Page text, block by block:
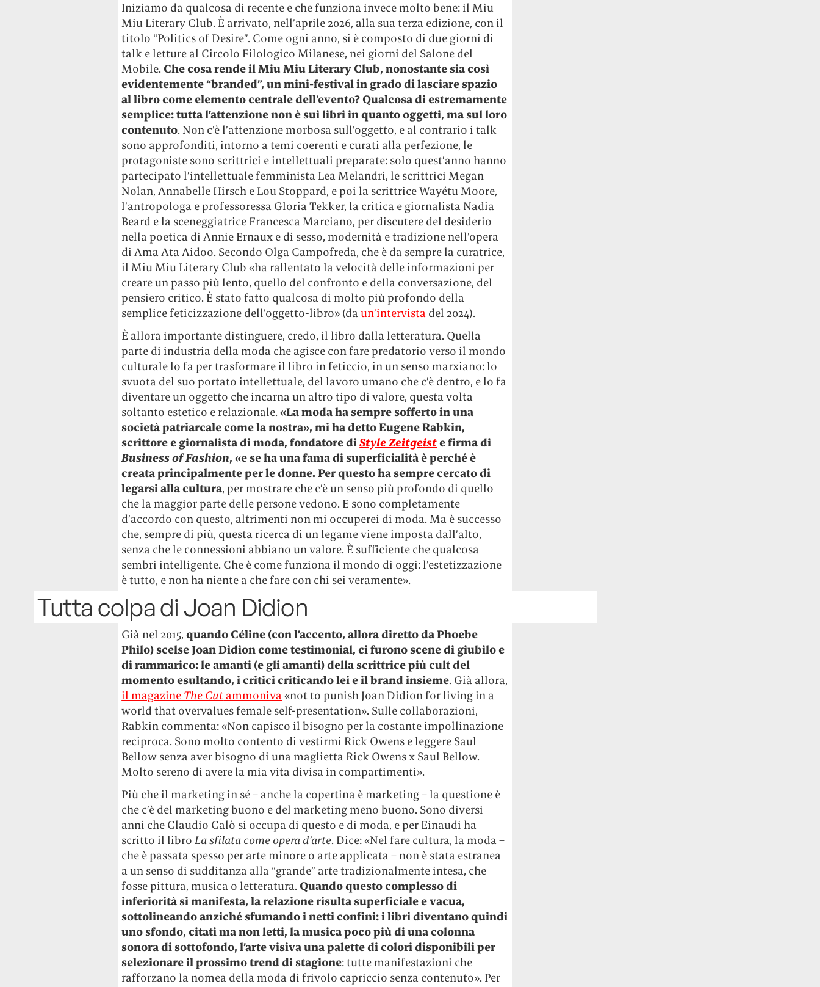
Iniziamo da qualcosa di recente e che funziona invece molto bene: il Miu
Miu Literary Club. È arrivato, nell’aprile 2026, alla sua terza edizione, con il
titolo “Politics of Desire”. Come ogni anno, si è composto di due giorni di
talk e letture al Circolo Filologico Milanese, nei giorni del Salone del
Mobile. Che cosa rende il Miu Miu Literary Club, nonostante sia così
evidentemente “branded”, un mini-festival in grado di lasciare spazio
al libro come elemento centrale dell’evento? Qualcosa di estremamente
semplice: tutta l’attenzione non è sui libri in quanto oggetti, ma sul loro
contenuto. Non c’è l’attenzione morbosa sull’oggetto, e al contrario i talk
sono approfonditi, intorno a temi coerenti e curati alla perfezione, le
protagoniste sono scrittrici e intellettuali preparate: solo quest’anno hanno
partecipato l’intellettuale femminista Lea Melandri, le scrittrici Megan
Nolan, Annabelle Hirsch e Lou Stoppard, e poi la scrittrice Wayétu Moore,
l’antropologa e professoressa Gloria Tekker, la critica e giornalista Nadia
Beard e la sceneggiatrice Francesca Marciano, per discutere del desiderio
nella poetica di Annie Ernaux e di sesso, modernità e tradizione nell’opera
di Ama Ata Aidoo. Secondo Olga Campofreda, che è da sempre la curatrice,
il Miu Miu Literary Club «ha rallentato la velocità delle informazioni per
creare un passo più lento, quello del confronto e della conversazione, del
pensiero critico. È stato fatto qualcosa di molto più profondo della
semplice feticizzazione dell’oggetto-libro» (daun’intervista del 2024).
È allora importante distinguere, credo, il libro dalla letteratura. Quella
parte di industria della moda che agisce con fare predatorio verso il mondo
culturale lo fa per trasformare il libro in feticcio, in un senso marxiano: lo
svuota del suo portato intellettuale, del lavoro umano che c’è dentro, e lo fa
diventare un oggetto che incarna un altro tipo di valore, questa volta
soltanto estetico e relazionale.«La moda ha sempre sofferto in una
società patriarcale come la nostra», mi ha detto Eugene Rabkin,
scrittore e giornalista di moda, fondatore diStyle Zeitgeiste firma di
Business of Fashion, «e se ha una fama di superficialità è perché è
creata principalmente per le donne. Per questo ha sempre cercato di
legarsi alla cultura, per mostrare che c’è un senso più profondo di quello
che la maggior parte delle persone vedono. E sono completamente
d’accordo con questo, altrimenti non mi occuperei di moda. Ma è successo
che, sempre di più, questa ricerca di un legame viene imposta dall’alto,
senza che le connessioni abbiano un valore. È sufficiente che qualcosa
sembri intelligente. Che è come funziona il mondo di oggi: l’estetizzazione
è tutto, e non ha niente a che fare con chi sei veramente».
Tutta colpa di Joan Didion
Già nel 2015,quando Céline (con l’accento, allora diretto da Phoebe
Philo) scelse Joan Didion come testimonial, ci furono scene di giubilo e
di rammarico: le amanti (e gli amanti) della scrittrice più cult del
momento esultando, i critici criticando lei e il brand insieme. Già allora,
il magazine The Cut ammoniva«not to punish Joan Didion for living in a
world that overvalues female self-presentation». Sulle collaborazioni,
Rabkin commenta: «Non capisco il bisogno per la costante impollinazione
reciproca. Sono molto contento di vestirmi Rick Owens e leggere Saul
Bellow senza aver bisogno di una maglietta Rick Owens x Saul Bellow.
Molto sereno di avere la mia vita divisa in compartimenti».
Più che il marketing in sé – anche la copertina è marketing – la questione è
che c’è del marketing buono e del marketing meno buono. Sono diversi
anni che Claudio Calò si occupa di questo e di moda, e per Einaudi ha
scritto il libroLa sfilata come opera d’arte. Dice: «Nel fare cultura, la moda –
che è passata spesso per arte minore o arte applicata – non è stata estranea
a un senso di sudditanza alla “grande” arte tradizionalmente intesa, che
fosse pittura, musica o letteratura. Quando questo complesso di
inferiorità si manifesta, la relazione risulta superficiale e vacua,
sottolineando anziché sfumando i netti confini: i libri diventano quindi
uno sfondo, citati ma non letti, la musica poco più di una colonna
sonora di sottofondo, l’arte visiva una palette di colori disponibili per
selezionare il prossimo trend di stagione: tutte manifestazioni che
rafforzano la nomea della moda di frivolo capriccio senza contenuto». Per